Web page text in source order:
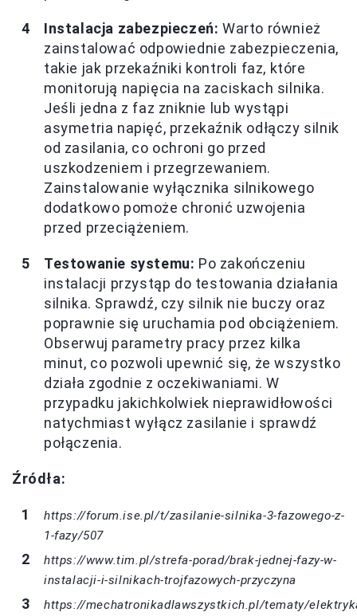
Instalacja zabezpieczeń: Warto również
zainstalować odpowiednie zabezpieczenia,
takie jak przekaźniki kontroli faz, które
monitorują napięcia na zaciskach silnika.
Jeśli jedna z faz zniknie lub wystąpi
asymetria napięć, przekaźnik odłączy silnik
od zasilania, co ochroni go przed
uszkodzeniem i przegrzewaniem.
Zainstalowanie wyłącznika silnikowego
dodatkowo pomoże chronić uzwojenia
przed przeciążeniem.
Testowanie systemu: Po zakończeniu
instalacji przystąp do testowania działania
silnika. Sprawdź, czy silnik nie buczy oraz
poprawnie się uruchamia pod obciążeniem.
Obserwuj parametry pracy przez kilka
minut, co pozwoli upewnić się, że wszystko
działa zgodnie z oczekiwaniami. W
przypadku jakichkolwiek nieprawidłowości
natychmiast wyłącz zasilanie i sprawdź
połączenia.
Źródła:
https://forum.ise.pl/t/zasilanie-silnika-3-fazowego-z-
1-fazy/507
https://www.tim.pl/strefa-porad/brak-jednej-fazy-w-
instalacji-i-silnikach-trojfazowych-przyczyna
https://mechatronikadlawszystkich.pl/tematy/